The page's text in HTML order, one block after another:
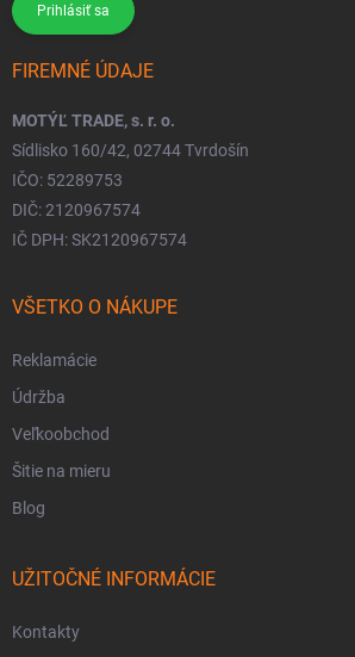
Prihlásiť sa
FIREMNÉ ÚDAJE
MOTÝĽ TRADE, s. r. o.
Sídlisko 160/42, 02744 Tvrdošín
IČO: 52289753
DIČ: 2120967574
IČ DPH: SK2120967574
VŠETKO O NÁKUPE
Reklamácie
Údržba
Veľkoobchod
Šitie na mieru
Blog
UŽITOČNÉ INFORMÁCIE
Kontakty